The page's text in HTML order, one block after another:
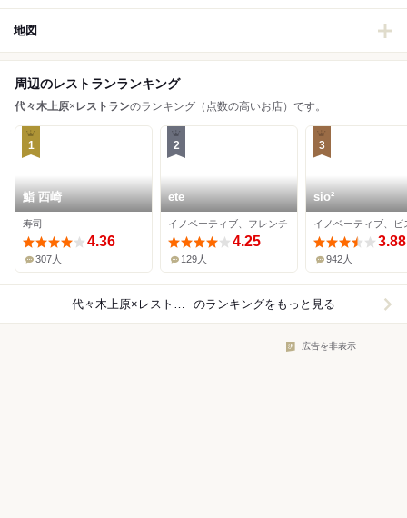
地図
周辺のレストランランキング
代々木上原× レストランのランキング（点数の高いお店）です。
1
鮨 西崎
寿司
4.36
307人
2
ete
イノベーティブ、フレンチ
4.25
129人
3
sio²
イノベーティブ、ビ
3.88
942人
代々木上原×レストラン のランキングをもっと見る
広告を非表示